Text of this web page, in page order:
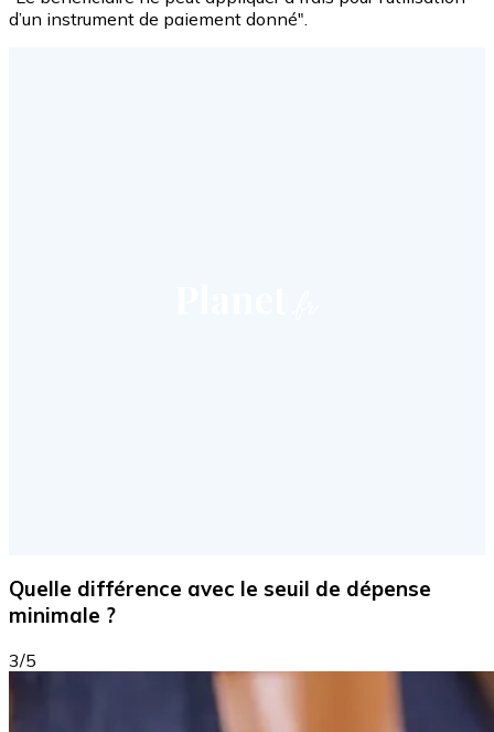
d’un instrument de paiement donné".
Quelle différence avec le seuil de dépense
minimale ?
3/5